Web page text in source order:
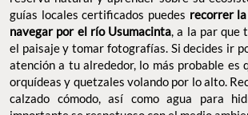
guías locales certificados puedes recorrer
navegar por el río Usumacinta, a la par que
el paisaje y tomar fotografías. Si decides ir
atención a tu alrededor, lo más probable es
orquídeas y quetzales volando por lo alto.
calzado cómodo, así como agua para